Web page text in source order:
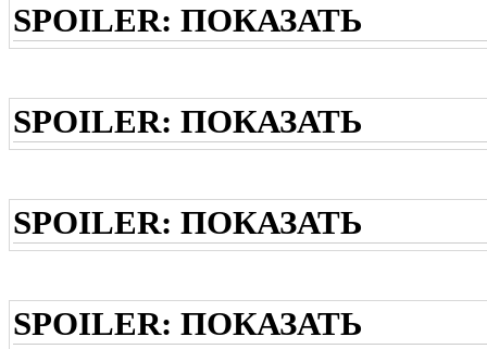
SPOILER: ПОКАЗАТЬ
SPOILER: ПОКАЗАТЬ
SPOILER: ПОКАЗАТЬ
SPOILER: ПОКАЗАТЬ